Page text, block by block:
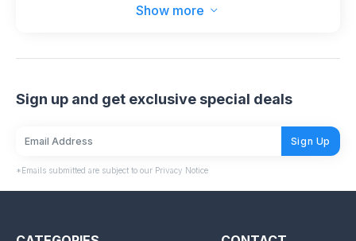
Show more
Sign up and get exclusive special deals
Sign Up
*Emails submitted are subject to our Privacy Notice